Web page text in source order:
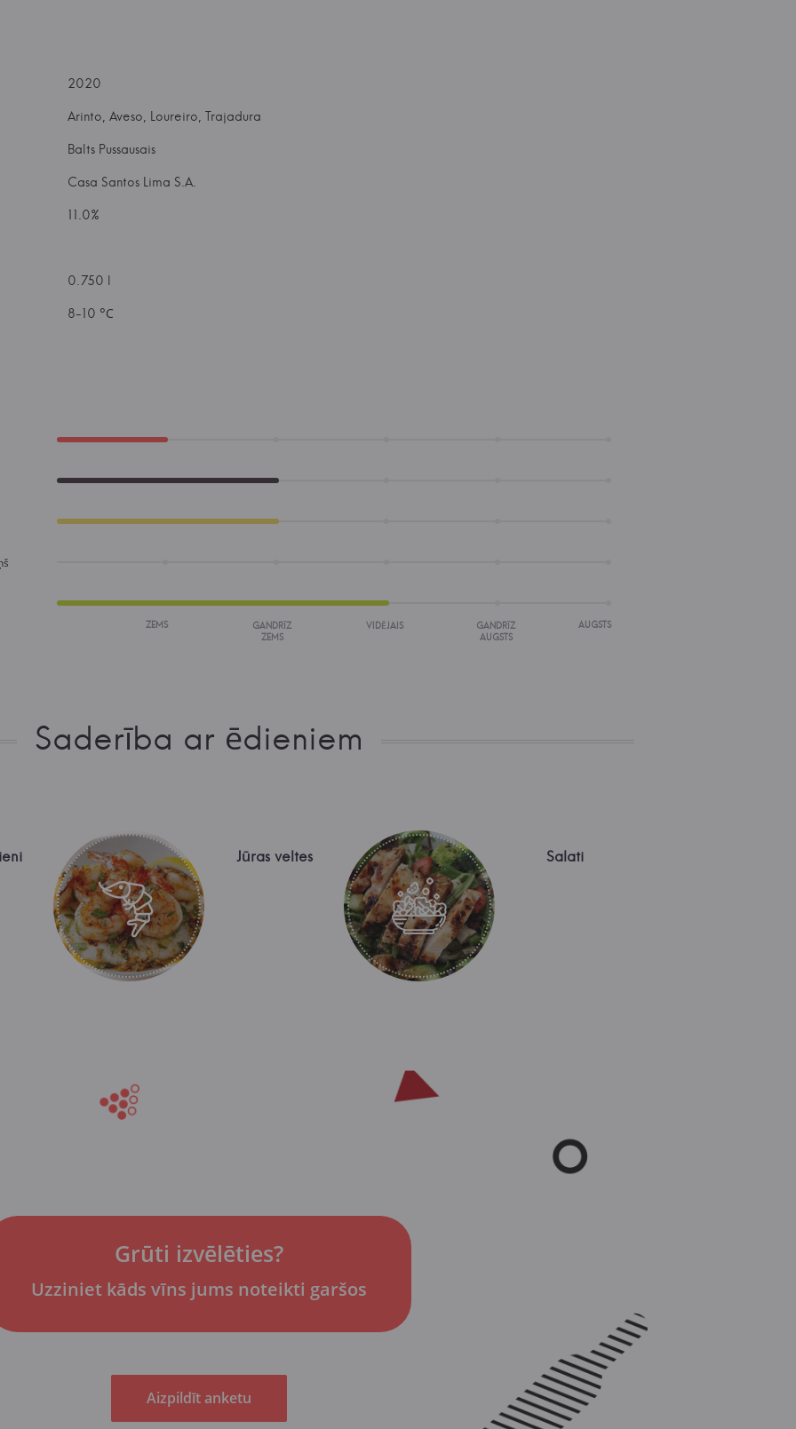
2020
Arinto, Aveso, Loureiro, Trajadura
Balts Pussausais
Casa Santos Lima S.A.
11.0%
0.750 l
8-10 °С
ZEMS
GANDRĪZ
ZEMS
VIDĒJAIS
GANDRĪZ
AUGSTS
AUGSTS
Saderība ar ēdieniem
Jūras veltes Salati
Grūti izvēlēties?
Uzziniet kāds vīns jums noteikti garšos
Aizpildīt anketu